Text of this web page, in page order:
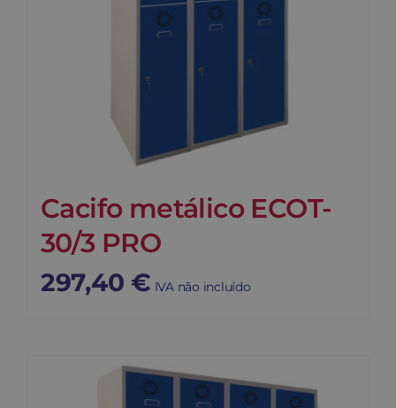
Cacifo metálico ECOT-
30/3 PRO
297,40 € IVA não incluído